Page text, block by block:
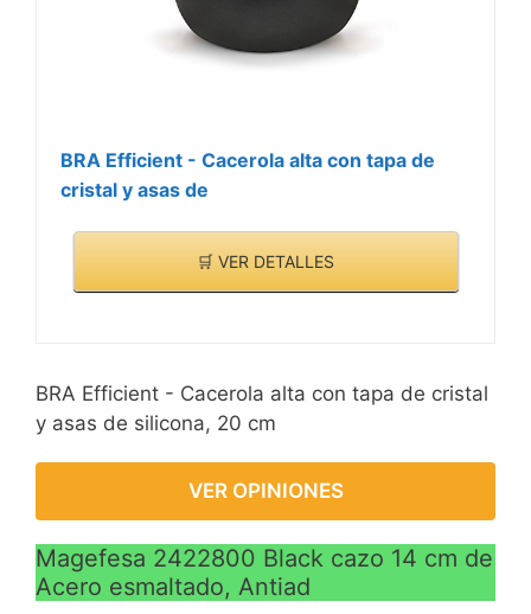
BRA Efficient - Cacerola alta con tapa de
cristal y asas de
🛒 VER DETALLES
BRA Efficient - Cacerola alta con tapa de cristal
y asas de silicona, 20 cm
VER OPINIONES
Magefesa 2422800 Black cazo 14 cm de
Acero esmaltado, Antiad